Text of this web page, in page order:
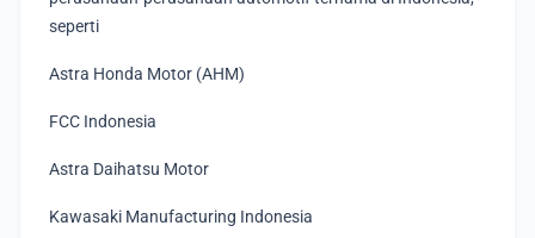
seperti
Astra Honda Motor (AHM)
FCC Indonesia
Astra Daihatsu Motor
Kawasaki Manufacturing Indonesia